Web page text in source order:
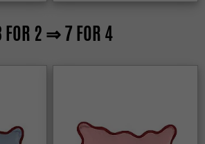
FOR 2 ⇒ 7 FOR 4